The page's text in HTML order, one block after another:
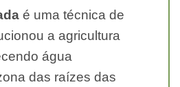
é uma técnica de
a agricultura
água
das raízes das